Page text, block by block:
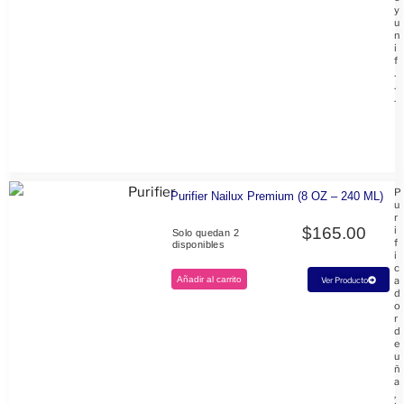
y
u
n
i
f
.
.
.
Purifier Nailux Premium (8 OZ – 240 ML)
Solo quedan 2
disponibles
$165.00
Añadir al carrito Ver Producto
P
u
r
i
f
i
c
a
d
o
r
d
e
u
ñ
a
,